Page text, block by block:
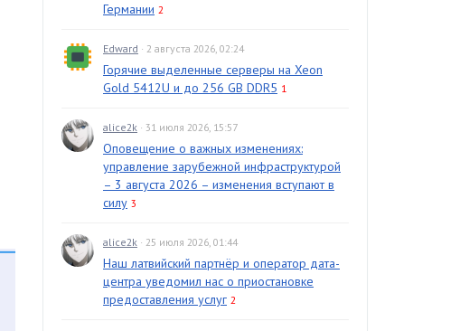
Германии 2
Edward · 2 августа 2026, 02:24
Горячие выделенные серверы на Xeon
Gold 5412U и до 256 GB DDR5 1
alice2k · 31 июля 2026, 15:57
Оповещение о важных изменениях:
управление зарубежной инфраструктурой
– 3 августа 2026 – изменения вступают в
силу 3
alice2k · 25 июля 2026, 01:44
Наш латвийский партнёр и оператор дата-
центра уведомил нас о приостановке
предоставления услуг 2